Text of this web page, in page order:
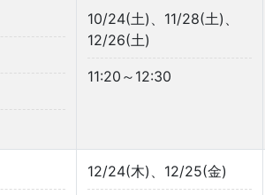
10/24(土)、11/28(土)、
12/26(土)
11:20～12:30
12/24(木)、12/25(金)